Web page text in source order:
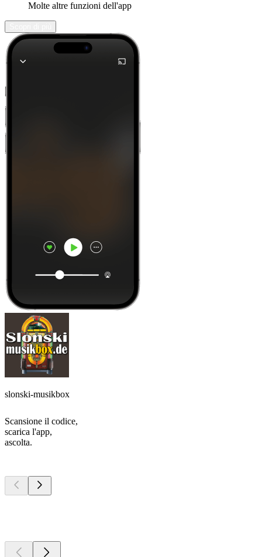
Molte altre funzioni dell'app
slonski-musikbox
Scansione il codice,
scarica l'app,
ascolta.